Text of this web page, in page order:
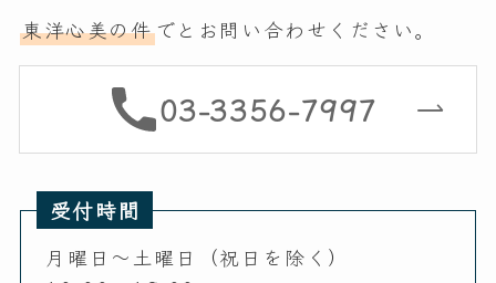
東洋心美の件でとお問い合わせください。
03-3356-7997
受付時間
月曜日～土曜日（祝日を除く）